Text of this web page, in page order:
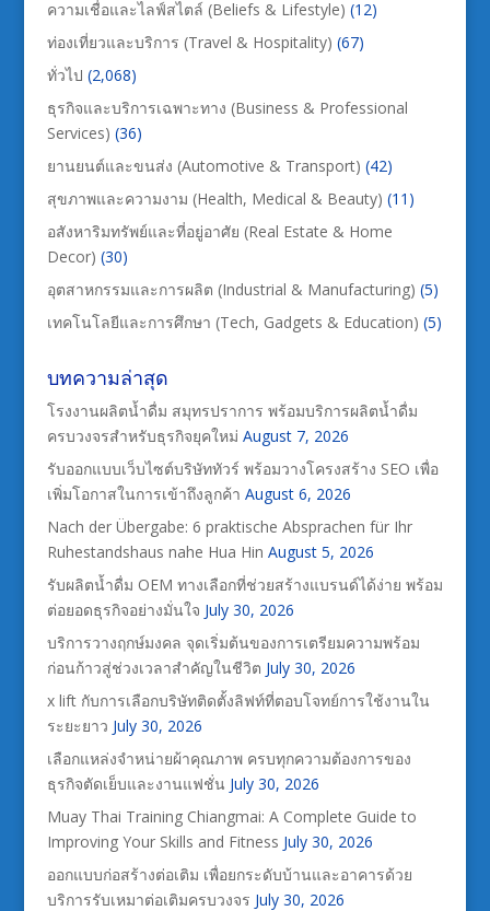
ความเชื่อและไลฟ์สไตล์ (Beliefs & Lifestyle) (12)
ท่องเที่ยวและบริการ (Travel & Hospitality) (67)
ทั่วไป (2,068)
ธุรกิจและบริการเฉพาะทาง (Business & Professional
Services) (36)
ยานยนต์และขนส่ง (Automotive & Transport) (42)
สุขภาพและความงาม (Health, Medical & Beauty) (11)
อสังหาริมทรัพย์และที่อยู่อาศัย (Real Estate & Home
Decor) (30)
อุตสาหกรรมและการผลิต (Industrial & Manufacturing) (5)
เทคโนโลยีและการศึกษา (Tech, Gadgets & Education) (5)
บทความล่าสุด
โรงงานผลิตน้ำดื่ม สมุทรปราการ พร้อมบริการผลิตน้ำดื่ม
ครบวงจรสำหรับธุรกิจยุคใหม่ August 7, 2026
รับออกแบบเว็บไซต์บริษัททัวร์ พร้อมวางโครงสร้าง SEO เพื่อ
เพิ่มโอกาสในการเข้าถึงลูกค้า August 6, 2026
Nach der Übergabe: 6 praktische Absprachen für Ihr
Ruhestandshaus nahe Hua Hin August 5, 2026
รับผลิตน้ำดื่ม OEM ทางเลือกที่ช่วยสร้างแบรนด์ได้ง่าย พร้อม
ต่อยอดธุรกิจอย่างมั่นใจ July 30, 2026
บริการวางฤกษ์มงคล จุดเริ่มต้นของการเตรียมความพร้อม
ก่อนก้าวสู่ช่วงเวลาสำคัญในชีวิต July 30, 2026
x lift กับการเลือกบริษัทติดตั้งลิฟท์ที่ตอบโจทย์การใช้งานใน
ระยะยาว July 30, 2026
เลือกแหล่งจำหน่ายผ้าคุณภาพ ครบทุกความต้องการของ
ธุรกิจตัดเย็บและงานแฟชั่น July 30, 2026
Muay Thai Training Chiangmai: A Complete Guide to
Improving Your Skills and Fitness July 30, 2026
ออกแบบก่อสร้างต่อเติม เพื่อยกระดับบ้านและอาคารด้วย
บริการรับเหมาต่อเติมครบวงจร July 30, 2026